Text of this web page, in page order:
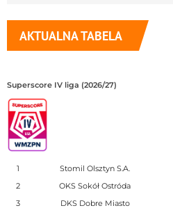
AKTUALNA TABELA
Superscore IV liga (2026/27)
1
Stomil Olsztyn S.A.
2
OKS Sokół Ostróda
3
DKS Dobre Miasto